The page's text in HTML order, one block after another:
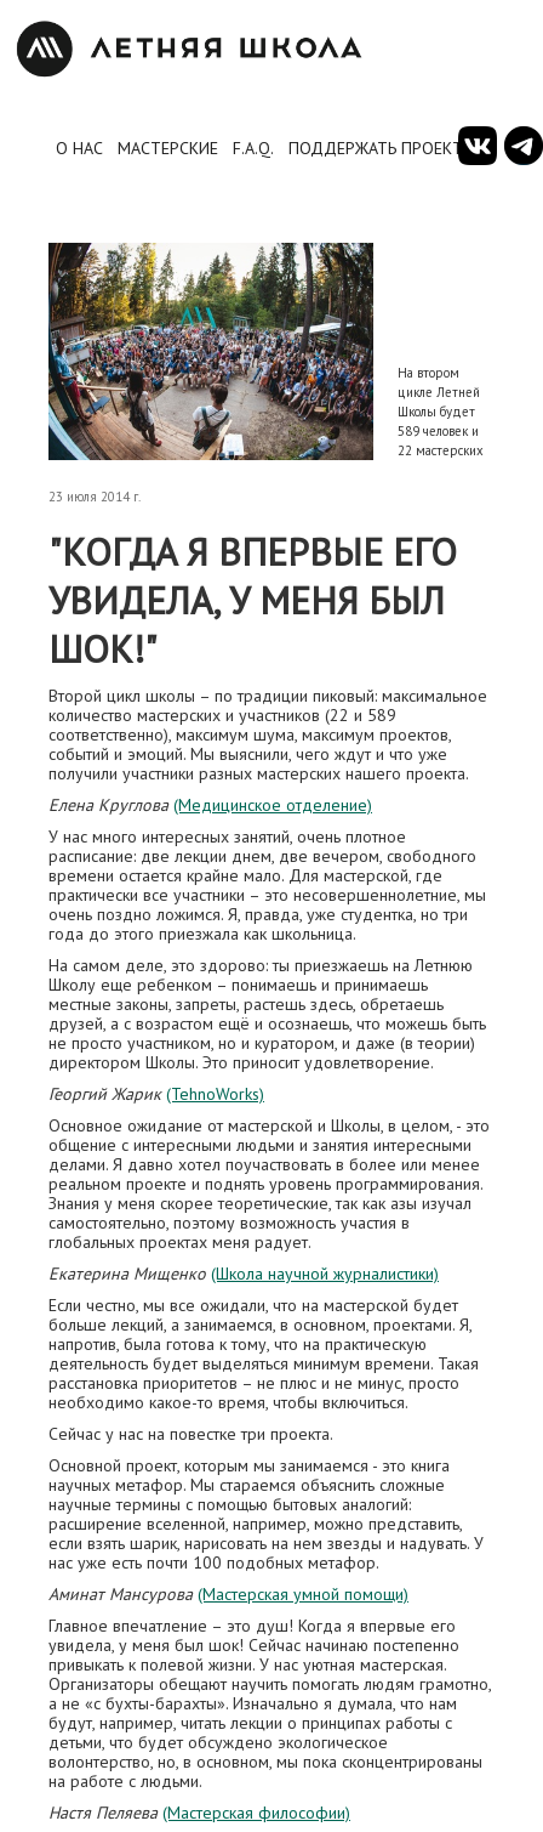
О НАС МАСТЕРСКИЕ F.A.Q. ПОДДЕРЖАТЬ ПРОЕКТ
На втором
цикле Летней
Школы будет
589 человек и
22 мастерских
23 июля 2014 г.
"КОГДА Я ВПЕРВЫЕ ЕГО
УВИДЕЛА, У МЕНЯ БЫЛ
ШОК!"
Второй цикл школы – по традиции пиковый: максимальное
количество мастерских и участников (22 и 589
соответственно), максимум шума, максимум проектов,
событий и эмоций. Мы выяснили, чего ждут и что уже
получили участники разных мастерских нашего проекта.
Елена Круглова (Медицинское отделение)
У нас много интересных занятий, очень плотное
расписание: две лекции днем, две вечером, свободного
времени остается крайне мало. Для мастерской, где
практически все участники – это несовершеннолетние, мы
очень поздно ложимся. Я, правда, уже студентка, но три
года до этого приезжала как школьница.
На самом деле, это здорово: ты приезжаешь на Летнюю
Школу еще ребенком – понимаешь и принимаешь
местные законы, запреты, растешь здесь, обретаешь
друзей, а с возрастом ещё и осознаешь, что можешь быть
не просто участником, но и куратором, и даже (в теории)
директором Школы. Это приносит удовлетворение.
Георгий Жарик (TehnoWorks)
Основное ожидание от мастерской и Школы, в целом, - это
общение с интересными людьми и занятия интересными
делами. Я давно хотел поучаствовать в более или менее
реальном проекте и поднять уровень программирования.
Знания у меня скорее теоретические, так как азы изучал
самостоятельно, поэтому возможность участия в
глобальных проектах меня радует.
Екатерина Мищенко (Школа научной журналистики)
Если честно, мы все ожидали, что на мастерской будет
больше лекций, а занимаемся, в основном, проектами. Я,
напротив, была готова к тому, что на практическую
деятельность будет выделяться минимум времени. Такая
расстановка приоритетов – не плюс и не минус, просто
необходимо какое-то время, чтобы включиться.
Сейчас у нас на повестке три проекта.
Основной проект, которым мы занимаемся - это книга
научных метафор. Мы стараемся объяснить сложные
научные термины с помощью бытовых аналогий:
расширение вселенной, например, можно представить,
если взять шарик, нарисовать на нем звезды и надувать. У
нас уже есть почти 100 подобных метафор.
Аминат Мансурова (Мастерская умной помощи)
Главное впечатление – это душ! Когда я впервые его
увидела, у меня был шок! Сейчас начинаю постепенно
привыкать к полевой жизни. У нас уютная мастерская.
Организаторы обещают научить помогать людям грамотно,
а не «с бухты-барахты». Изначально я думала, что нам
будут, например, читать лекции о принципах работы с
детьми, что будет обсуждено экологическое
волонтерство, но, в основном, мы пока сконцентрированы
на работе с людьми.
Настя Пеляева (Мастерская философии)